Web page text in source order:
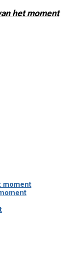
het moment
moment